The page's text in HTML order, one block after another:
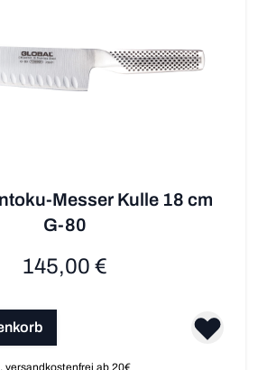
Messer Kulle 18 cm
G-80
145,00 €
versandkostenfrei ab 20€